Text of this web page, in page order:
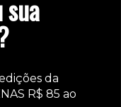
da
R$ 85 ao